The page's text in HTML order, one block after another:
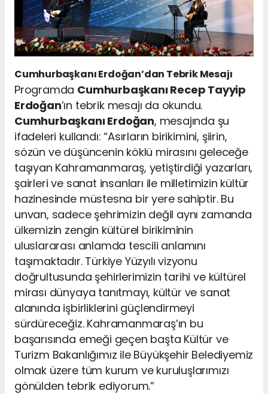
Cumhurbaşkanı Erdoğan’dan Tebrik Mesajı
Programda Cumhurbaşkanı Recep Tayyip
Erdoğan’ın tebrik mesajı da okundu.
Cumhurbaşkanı Erdoğan, mesajında şu
ifadeleri kullandı: “Asırların birikimini, şiirin,
sözün ve düşüncenin köklü mirasını geleceğe
taşıyan Kahramanmaraş, yetiştirdiği yazarları,
şairleri ve sanat insanları ile milletimizin kültür
hazinesinde müstesna bir yere sahiptir. Bu
unvan, sadece şehrimizin değil aynı zamanda
ülkemizin zengin kültürel birikiminin
uluslararası anlamda tescili anlamını
taşımaktadır. Türkiye Yüzyılı vizyonu
doğrultusunda şehirlerimizin tarihi ve kültürel
mirası dünyaya tanıtmayı, kültür ve sanat
alanında işbirliklerini güçlendirmeyi
sürdüreceğiz. Kahramanmaraş’ın bu
başarısında emeği geçen başta Kültür ve
Turizm Bakanlığımız ile Büyükşehir Belediyemiz
olmak üzere tüm kurum ve kuruluşlarımızı
gönülden tebrik ediyorum.”